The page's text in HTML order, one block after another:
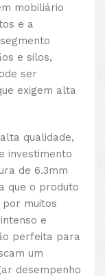
mobiliário
e a
e silos,
ser
exigem alta
qualidade,
investimento
de 6.3mm
que o produto
por muitos
e
perfeita para
um
desempenho